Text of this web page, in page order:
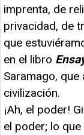
imprenta, de
privacidad, de
que
en el libro
Saramago,
civilización.
¡Ah, el poder!
el poder; lo